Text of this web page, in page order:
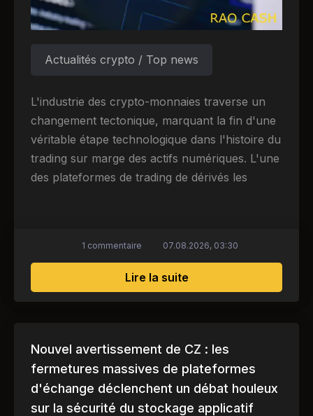
Actualités crypto / Top news
L'industrie des crypto-monnaies traverse un
changement tectonique, marquant la fin d'une
véritable étape technologique dans l'histoire du
trading sur marge des actifs numériques. L'une
des plateformes de trading de dérivés les
Lire la suitesur Fin d'une époque
1 commentaire 07.08.2026, 03:30
Nouvel avertissement de CZ : les
fermetures massives de plateformes
d'échange déclenchent un débat houleux
sur la sécurité du stockage applicatif